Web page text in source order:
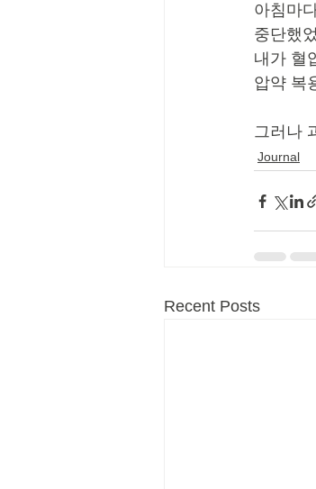
아침마
중단했
내가 혈
압약 복
그러나
Journal
Recent Posts